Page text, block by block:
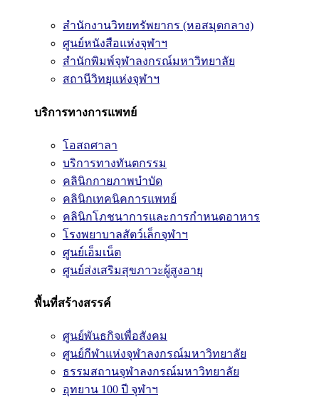
สำนักงานวิทยทรัพยากร (หอสมุดกลาง)
ศูนย์หนังสือแห่งจุฬาฯ
สำนักพิมพ์จุฬาลงกรณ์มหาวิทยาลัย
สถานีวิทยุแห่งจุฬาฯ
บริการทางการแพทย์
โอสถศาลา
บริการทางทันตกรรม
คลินิกกายภาพบำบัด
คลินิกเทคนิคการแพทย์
คลินิกโภชนาการและการกำหนดอาหาร
โรงพยาบาลสัตว์เล็กจุฬาฯ
ศูนย์เอ็มเน็ต
ศูนย์ส่งเสริมสุขภาวะผู้สูงอายุ
พื้นที่สร้างสรรค์
ศูนย์พันธกิจเพื่อสังคม
ศูนย์กีฬาแห่งจุฬาลงกรณ์มหาวิทยาลัย
ธรรมสถานจุฬาลงกรณ์มหาวิทยาลัย
อุทยาน 100 ปี จุฬาฯ